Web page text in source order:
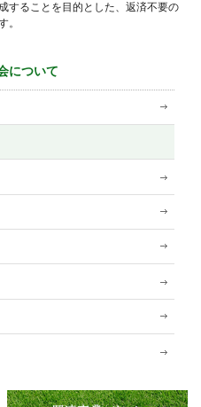
することを目的とした、返済不要の
。
について